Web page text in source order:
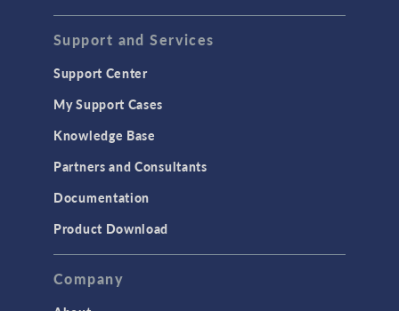
Support and Services
Support Center
My Support Cases
Knowledge Base
Partners and Consultants
Documentation
Product Download
Company